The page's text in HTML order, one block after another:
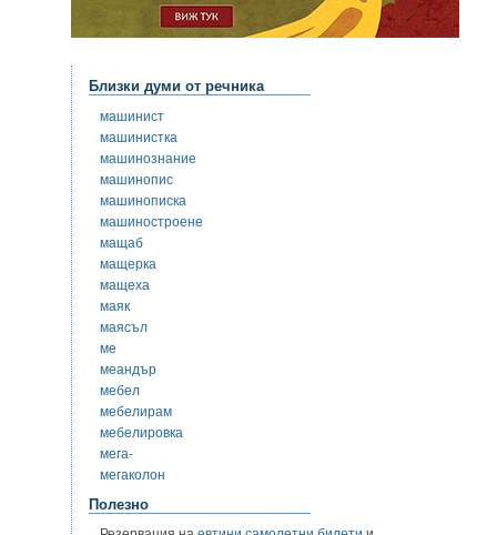
Близки думи от речника
машинист
машинистка
машинознание
машинопис
машинописка
машиностроене
мащаб
мащерка
мащеха
маяк
маясъл
ме
меандър
мебел
мебелирам
мебелировка
мега-
мегаколон
Полезно